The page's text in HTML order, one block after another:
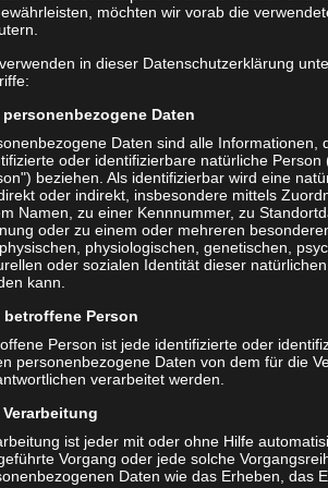
Georg-Palitzsch-Straße 42, 01239
22, 01257 Dresden
21:00 Uhr
01257 Dresden
Ehrgeiz mit einer tollen
regelmäßig an verschiedenen Turnieren teil.
neuen Herausforderung suchst – bei
zu verbessern, Spiele zu bestreiten und
für Halle und Beachvolleyball
in der BFS Liga
möchten wir vorab die
in dieser Datenschutzerklärung
Daten
Daten sind alle Informationen,
oder identifizierbare natürliche Person
beziehen. Als identifizierbar wird eine
oder indirekt, insbesondere mittels
Namen, zu einer Kennnummer, zu
oder zu einem oder mehreren
physiologischen, genetischen,
oder sozialen Identität dieser
kann.
Person
Person ist jede identifizierte oder
personenbezogene Daten von dem für die
verarbeitet werden.
ist jeder mit oder ohne Hilfe
Vorgang oder jede solche
Daten wie das Erheben, das